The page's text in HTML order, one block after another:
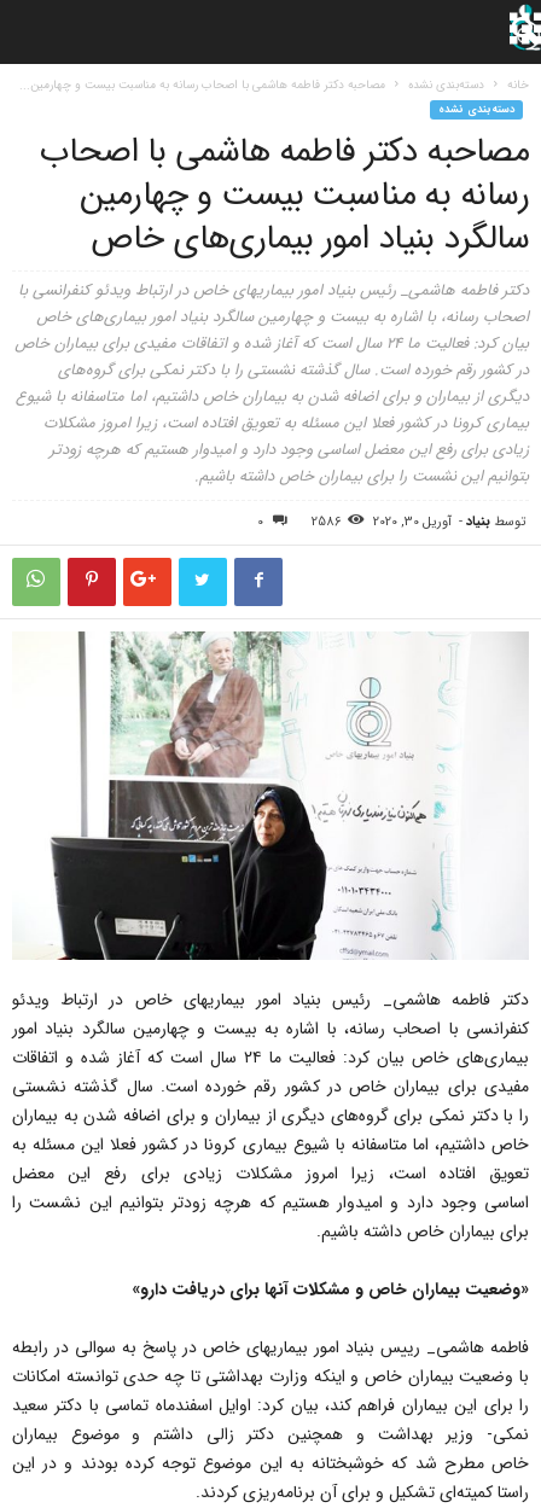
خانه دسته‌بندی نشده مصاحبه دکتر فاطمه هاشمی با اصحاب رسانه به مناسبت بیست و چهارمین...
دسته‌بندی نشده
مصاحبه دکتر فاطمه هاشمی با اصحاب
رسانه به مناسبت بیست و چهارمین
سالگرد بنیاد امور بیماری‌های خاص
دکتر فاطمه هاشمی_ رئیس بنیاد امور بیماریهای خاص در ارتباط ویدئو کنفرانسی با
اصحاب رسانه، با اشاره به بیست و چهارمین سالگرد بنیاد امور بیماری‌های خاص
بیان کرد: فعالیت ما ۲۴ سال است که آغاز شده و اتفاقات مفیدی برای بیماران خاص
در کشور رقم خورده است. سال گذشته نشستی را با دکتر نمکی برای گروه‌های
دیگری از بیماران و برای اضافه شدن به بیماران خاص داشتیم، اما متاسفانه با شیوع
بیماری کرونا در کشور فعلا این مسئله به تعویق افتاده است، زیرا امروز مشکلات
زیادی برای رفع این معضل اساسی وجود دارد و امیدوار هستیم که هرچه زودتر
بتوانیم این نشست را برای بیماران خاص داشته باشیم.
توسط بنیاد- آوریل 30, 2020 2586
0
دکتر فاطمه هاشمی_ رئیس بنیاد امور بیماریهای خاص در ارتباط ویدئو
کنفرانسی با اصحاب رسانه، با اشاره به بیست و چهارمین سالگرد بنیاد امور
بیماری‌های خاص بیان کرد: فعالیت ما ۲۴ سال است که آغاز شده و اتفاقات
مفیدی برای بیماران خاص در کشور رقم خورده است. سال گذشته نشستی
را با دکتر نمکی برای گروه‌های دیگری از بیماران و برای اضافه شدن به بیماران
خاص داشتیم، اما متاسفانه با شیوع بیماری کرونا در کشور فعلا این مسئله به
تعویق افتاده است، زیرا امروز مشکلات زیادی برای رفع این معضل
اساسی وجود دارد و امیدوار هستیم که هرچه زودتر بتوانیم این نشست را
برای بیماران خاص داشته باشیم.
«وضعیت بیماران خاص و مشکلات آنها برای دریافت دارو»
فاطمه هاشمی_ رییس بنیاد امور بیماریهای خاص در پاسخ به سوالی در رابطه
با وضعیت بیماران خاص و اینکه وزارت بهداشتی تا چه حدی توانسته امکانات
را برای این بیماران فراهم کند، بیان کرد: اوایل اسفندماه تماسی با دکتر سعید
نمکی- وزیر بهداشت و همچنین دکتر زالی داشتم و موضوع بیماران
خاص مطرح شد که خوشبختانه به این موضوع توجه کرده بودند و در این
راستا کمیته‌ای تشکیل و برای آن برنامه‌ریزی کردند.